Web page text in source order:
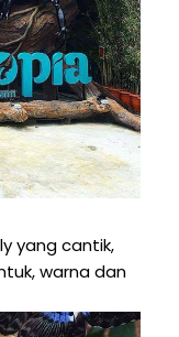
yang cantik,
warna dan